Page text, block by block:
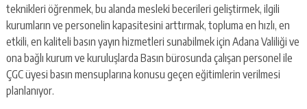
teknikleri öğrenmek, bu alanda mesleki becerileri geliştirmek, ilgili
kurumların ve personelin kapasitesini arttırmak, topluma en hızlı, en
etkili, en kaliteli basın yayın hizmetleri sunabilmek için Adana Valiliği ve
ona bağlı kurum ve kuruluşlarda Basın bürosunda çalışan personel ile
ÇGC üyesi basın mensuplarına konusu geçen eğitimlerin verilmesi
planlanıyor.